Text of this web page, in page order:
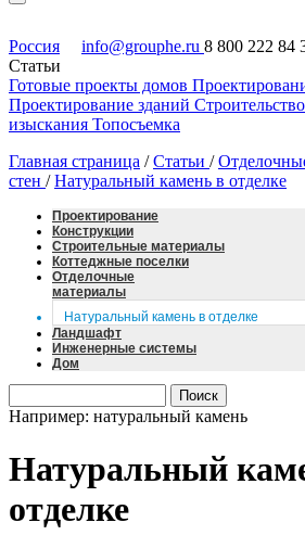
Россия info@grouphe.ru 8 800 222 84
Статьи
Готовые проекты домов
Проектирование зданий
изыскания Топосъемка
Главная страница / Статьи /
стен / Натуральный камень в отделке
Проектирование
Конструкции
Строительные материалы
Коттеджные поселки
Отделочные
материалы
Натуральный камень в отделке
Ландшафт
Инженерные системы
Дом
Например: натуральный камень
Натуральный
отделке